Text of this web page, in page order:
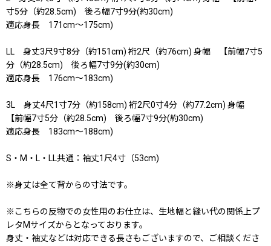
寸5分（約28.5cm) 後ろ幅7寸9分(約30cm)
適応身長 171cm〜175cm)
LL 身丈3尺9寸8分（約151cm) 裄2尺（約76cm) 身幅 【前幅7寸5
分（約28.5cm) 後ろ幅7寸9分(約30cm)
適応身長 176cm〜183cm)
3L 身丈4尺1寸7分（約158cm) 裄2尺0寸4分（約77.2cm) 身幅
【前幅7寸5分（約28.5cm) 後ろ幅7寸9分(約30cm)
適応身長 183cm〜188cm)
S・M・L・LL共通：袖丈1尺4寸（53cm)
※身丈は全て背からの寸法です。
※こちらの反物での女性用のお仕立は、生地幅と縫い代の関係上プ
レタMサイズからとなっております。
身丈・袖丈などは対応できる長さもございますので、ご相談くださ